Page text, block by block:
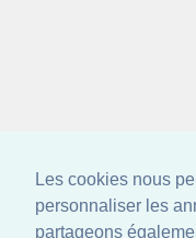
Les cookies nous
personnaliser les
partageons